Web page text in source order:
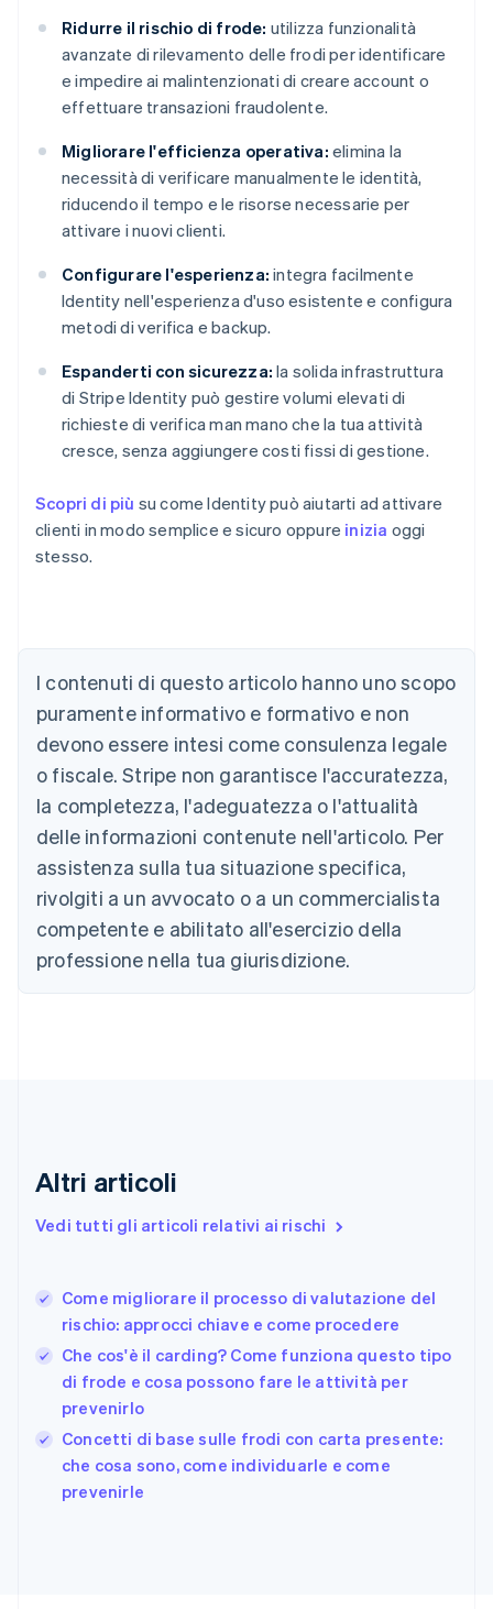
Ridurre il rischio di frode: utilizza funzionalità
avanzate di rilevamento delle frodi per identificare
e impedire ai malintenzionati di creare account o
effettuare transazioni fraudolente.
Migliorare l'efficienza operativa: elimina la
necessità di verificare manualmente le identità,
riducendo il tempo e le risorse necessarie per
attivare i nuovi clienti.
Configurare l'esperienza: integra facilmente
Identity nell'esperienza d'uso esistente e configura
metodi di verifica e backup.
Espanderti con sicurezza: la solida infrastruttura
di Stripe Identity può gestire volumi elevati di
richieste di verifica man mano che la tua attività
cresce, senza aggiungere costi fissi di gestione.
Scopri di più su come Identity può aiutarti ad attivare
clienti in modo semplice e sicuro oppure inizia oggi
stesso.
I contenuti di questo articolo hanno uno scopo
puramente informativo e formativo e non
devono essere intesi come consulenza legale
o fiscale. Stripe non garantisce l'accuratezza,
la completezza, l'adeguatezza o l'attualità
delle informazioni contenute nell'articolo. Per
assistenza sulla tua situazione specifica,
rivolgiti a un avvocato o a un commercialista
competente e abilitato all'esercizio della
professione nella tua giurisdizione.
Altri articoli
Vedi tutti gli articoli relativi ai rischi
Come migliorare il processo di valutazione del
rischio: approcci chiave e come procedere
Che cos'è il carding? Come funziona questo tipo
di frode e cosa possono fare le attività per
prevenirlo
Concetti di base sulle frodi con carta presente:
che cosa sono, come individuarle e come
prevenirle
Australia
Austria
Deutsch English
Belgio
NederlandsFrançais DeutschEnglish
Brasile
PortuguêsEnglish
English
Canada
English
Cina continentale
简体中文English
English
Estonia
Francia
English
Germania
DeutschEnglish
Giappone
English
English
Grecia
English